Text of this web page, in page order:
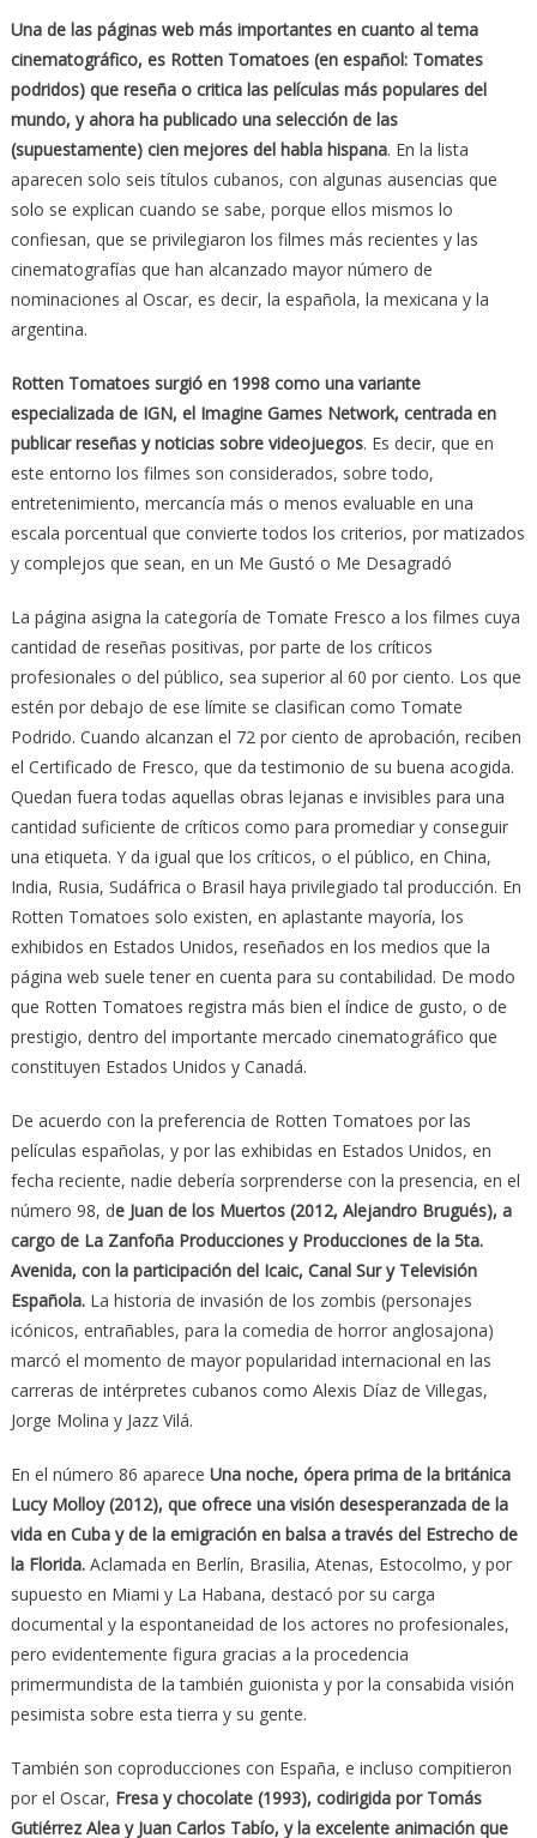
Una de las páginas web más importantes en cuanto al tema
cinematográfico, es Rotten Tomatoes (en español: Tomates
podridos) que reseña o critica las películas más populares del
mundo, y ahora ha publicado una selección de las
(supuestamente) cien mejores del habla hispana. En la lista
aparecen solo seis títulos cubanos, con algunas ausencias que
solo se explican cuando se sabe, porque ellos mismos lo
confiesan, que se privilegiaron los filmes más recientes y las
cinematografías que han alcanzado mayor número de
nominaciones al Oscar, es decir, la española, la mexicana y la
argentina.
Rotten Tomatoes surgió en 1998 como una variante
especializada de IGN, el Imagine Games Network, centrada en
publicar reseñas y noticias sobre videojuegos. Es decir, que en
este entorno los filmes son considerados, sobre todo,
entretenimiento, mercancía más o menos evaluable en una
escala porcentual que convierte todos los criterios, por matizados
y complejos que sean, en un Me Gustó o Me Desagradó
La página asigna la categoría de Tomate Fresco a los filmes cuya
cantidad de reseñas positivas, por parte de los críticos
profesionales o del público, sea superior al 60 por ciento. Los que
estén por debajo de ese límite se clasifican como Tomate
Podrido. Cuando alcanzan el 72 por ciento de aprobación, reciben
el Certificado de Fresco, que da testimonio de su buena acogida.
Quedan fuera todas aquellas obras lejanas e invisibles para una
cantidad suficiente de críticos como para promediar y conseguir
una etiqueta. Y da igual que los críticos, o el público, en China,
India, Rusia, Sudáfrica o Brasil haya privilegiado tal producción. En
Rotten Tomatoes solo existen, en aplastante mayoría, los
exhibidos en Estados Unidos, reseñados en los medios que la
página web suele tener en cuenta para su contabilidad. De modo
que Rotten Tomatoes registra más bien el índice de gusto, o de
prestigio, dentro del importante mercado cinematográfico que
constituyen Estados Unidos y Canadá.
De acuerdo con la preferencia de Rotten Tomatoes por las
películas españolas, y por las exhibidas en Estados Unidos, en
fecha reciente, nadie debería sorprenderse con la presencia, en el
número 98, de Juan de los Muertos (2012, Alejandro Brugués), a
cargo de La Zanfoña Producciones y Producciones de la 5ta.
Avenida, con la participación del Icaic, Canal Sur y Televisión
Española.La historia de invasión de los zombis (personajes
icónicos, entrañables, para la comedia de horror anglosajona)
marcó el momento de mayor popularidad internacional en las
carreras de intérpretes cubanos como Alexis Díaz de Villegas,
Jorge Molina y Jazz Vilá.
En el número 86 aparece Una noche, ópera prima de la británica
Lucy Molloy (2012), que ofrece una visión desesperanzada de la
vida en Cuba y de la emigración en balsa a través del Estrecho de
la Florida.Aclamada en Berlín, Brasilia, Atenas, Estocolmo, y por
supuesto en Miami y La Habana, destacó por su carga
documental y la espontaneidad de los actores no profesionales,
pero evidentemente figura gracias a la procedencia
primermundista de la también guionista y por la consabida visión
pesimista sobre esta tierra y su gente.
También son coproducciones con España, e incluso compitieron
por el Oscar, Fresa y chocolate (1993), codirigida por Tomás
Gutiérrez Alea y Juan Carlos Tabío, y la excelente animación que